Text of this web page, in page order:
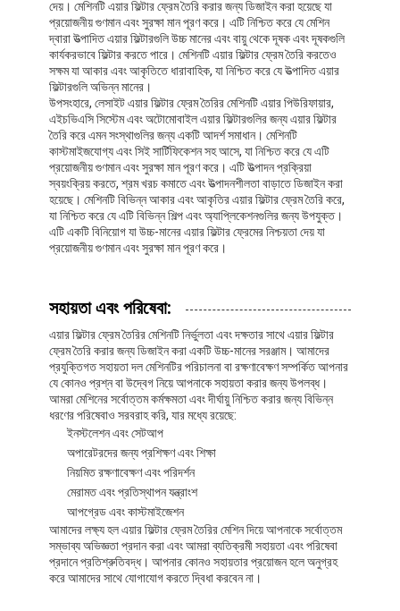
আমাদের সম্পর্কে
কারখানা পরিদর্শন
গুণমান নিয়ন্ত্রণ
আমাদের সাথে যোগাযোগ
খবর
এখন চ্যাট করুন
এয়ার ফিল্টার উত্পাদন মেশিন
পকেট ফিল্টার তৈরির মেশিন
স্বয়ংক্রিয় Riveting মেশিন
আধা স্বয়ংক্রিয় রাইভটিং মেশিন
ফ্রেম ওয়েল্ডার
শীতাতপনিয়ন্ত্রণ হেপা ফিল্টার
এয়ার পিউরিফায়ার ফিল্টার
দেয়। মেশিনটি এয়ার ফিল্টার ফ্রেম তৈরি করার জন্য ডিজাইন করা হয়েছে যা
প্রয়োজনীয় গুণমান এবং সুরক্ষা মান পূরণ করে। এটি নিশ্চিত করে যে মেশিন
দ্বারা উত্পাদিত এয়ার ফিল্টারগুলি উচ্চ মানের এবং বায়ু থেকে দূষক এবং দূষকগুলি
কার্যকরভাবে ফিল্টার করতে পারে। মেশিনটি এয়ার ফিল্টার ফ্রেম তৈরি করতেও
সক্ষম যা আকার এবং আকৃতিতে ধারাবাহিক, যা নিশ্চিত করে যে উত্পাদিত এয়ার
ফিল্টারগুলি অভিন্ন মানের।
উপসংহারে, লেসাইট এয়ার ফিল্টার ফ্রেম তৈরির মেশিনটি এয়ার পিউরিফায়ার,
এইচভিএসি সিস্টেম এবং অটোমোবাইল এয়ার ফিল্টারগুলির জন্য এয়ার ফিল্টার
তৈরি করে এমন সংস্থাগুলির জন্য একটি আদর্শ সমাধান। মেশিনটি
কাস্টমাইজযোগ্য এবং সিই সার্টিফিকেশন সহ আসে, যা নিশ্চিত করে যে এটি
প্রয়োজনীয় গুণমান এবং সুরক্ষা মান পূরণ করে। এটি উত্পাদন প্রক্রিয়া
স্বয়ংক্রিয় করতে, শ্রম খরচ কমাতে এবং উত্পাদনশীলতা বাড়াতে ডিজাইন করা
হয়েছে। মেশিনটি বিভিন্ন আকার এবং আকৃতির এয়ার ফিল্টার ফ্রেম তৈরি করে,
যা নিশ্চিত করে যে এটি বিভিন্ন শিল্প এবং অ্যাপ্লিকেশনগুলির জন্য উপযুক্ত।
এটি একটি বিনিয়োগ যা উচ্চ-মানের এয়ার ফিল্টার ফ্রেমের নিশ্চয়তা দেয় যা
প্রয়োজনীয় গুণমান এবং সুরক্ষা মান পূরণ করে।
সহায়তা এবং পরিষেবা:
এয়ার ফিল্টার ফ্রেম তৈরির মেশিনটি নির্ভুলতা এবং দক্ষতার সাথে এয়ার ফিল্টার
ফ্রেম তৈরি করার জন্য ডিজাইন করা একটি উচ্চ-মানের সরঞ্জাম। আমাদের
প্রযুক্তিগত সহায়তা দল মেশিনটির পরিচালনা বা রক্ষণাবেক্ষণ সম্পর্কিত আপনার
যে কোনও প্রশ্ন বা উদ্বেগ নিয়ে আপনাকে সহায়তা করার জন্য উপলব্ধ।
আমরা মেশিনের সর্বোত্তম কর্মক্ষমতা এবং দীর্ঘায়ু নিশ্চিত করার জন্য বিভিন্ন
ধরণের পরিষেবাও সরবরাহ করি, যার মধ্যে রয়েছে:
ইনস্টলেশন এবং সেটআপ
অপারেটরদের জন্য প্রশিক্ষণ এবং শিক্ষা
নিয়মিত রক্ষণাবেক্ষণ এবং পরিদর্শন
মেরামত এবং প্রতিস্থাপন যন্ত্রাংশ
আপগ্রেড এবং কাস্টমাইজেশন
আমাদের লক্ষ্য হল এয়ার ফিল্টার ফ্রেম তৈরির মেশিন দিয়ে আপনাকে সর্বোত্তম
সম্ভাব্য অভিজ্ঞতা প্রদান করা এবং আমরা ব্যতিক্রমী সহায়তা এবং পরিষেবা
প্রদানে প্রতিশ্রুতিবদ্ধ। আপনার কোনও সহায়তার প্রয়োজন হলে অনুগ্রহ
করে আমাদের সাথে যোগাযোগ করতে দ্বিধা করবেন না।